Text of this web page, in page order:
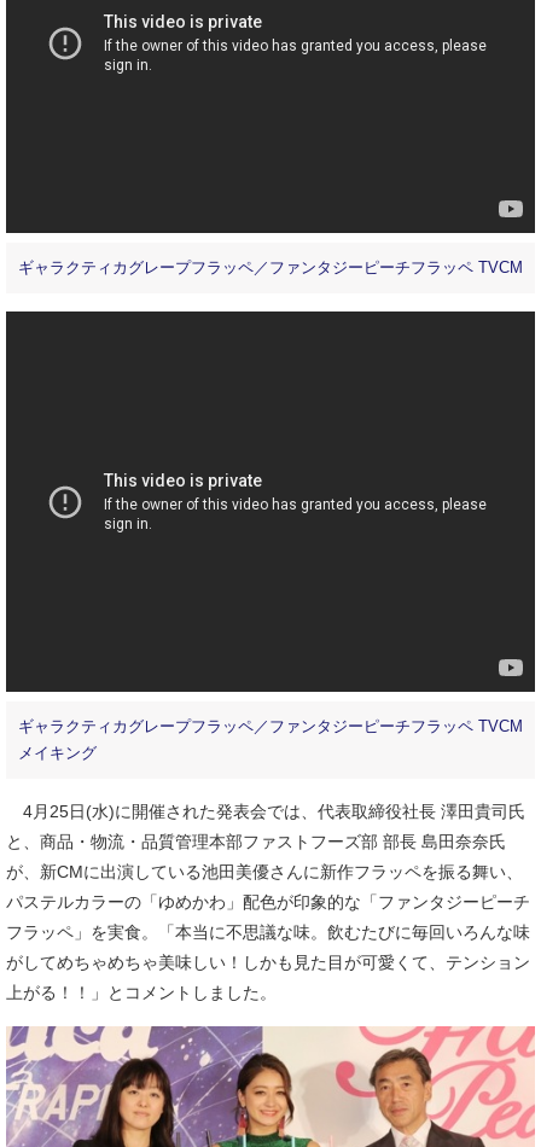
ギャラクティカグレープフラッペ／ファンタジーピーチフラッペ TVCM
ギャラクティカグレープフラッペ／ファンタジーピーチフラッペ TVCM
メイキング
4月25日(水)に開催された発表会では、代表取締役社長 澤田貴司氏
と、商品・物流・品質管理本部ファストフーズ部 部長 島田奈奈氏
が、新CMに出演している池田美優さんに新作フラッペを振る舞い、
パステルカラーの「ゆめかわ」配色が印象的な「ファンタジーピーチ
フラッペ」を実食。「本当に不思議な味。飲むたびに毎回いろんな味
がしてめちゃめちゃ美味しい！しかも見た目が可愛くて、テンション
上がる！！」とコメントしました。